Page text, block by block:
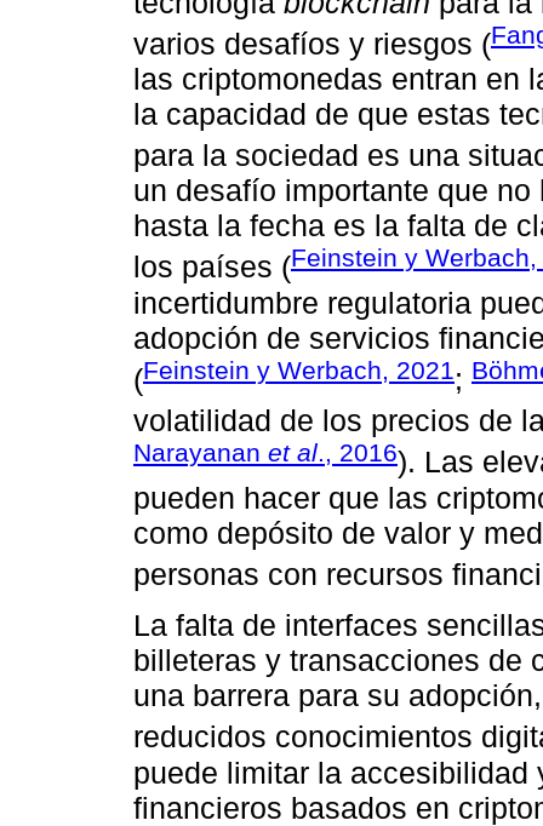
varios desafíos y riesgos (
las criptomonedas entran en
la capacidad de que estas
para la sociedad es una
un desafío importante que
hasta la fecha es la falta de
los países (Feinstein y
incertidumbre regulatoria
adopción de servicios
(Feinstein y Werbach, 2021;
volatilidad de los precios de
Narayanan et al., 2016). Las
pueden hacer que las
como depósito de valor y
personas con recursos
La falta de interfaces
billeteras y transacciones de
una barrera para su
reducidos conocimientos
puede limitar la
financieros basados en